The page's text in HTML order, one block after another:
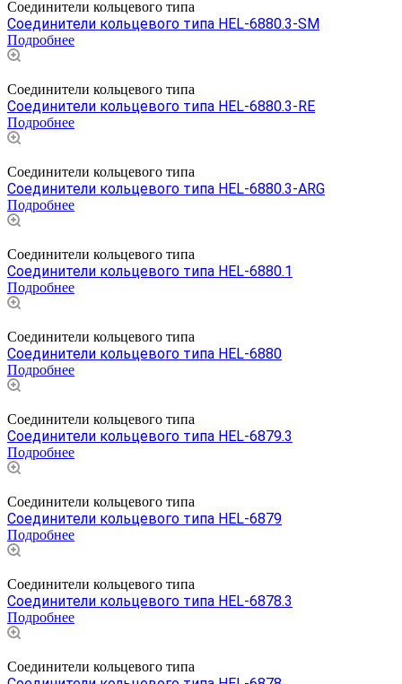
Соединители кольцевого типа
Соединители кольцевого типа HEL-6880.3-SM
Подробнее
Соединители кольцевого типа
Соединители кольцевого типа HEL-6880.3-RE
Подробнее
Соединители кольцевого типа
Соединители кольцевого типа HEL-6880.3-ARG
Подробнее
Соединители кольцевого типа
Соединители кольцевого типа HEL-6880.1
Подробнее
Соединители кольцевого типа
Соединители кольцевого типа HEL-6880
Подробнее
Соединители кольцевого типа
Соединители кольцевого типа HEL-6879.3
Подробнее
Соединители кольцевого типа
Соединители кольцевого типа HEL-6879
Подробнее
Соединители кольцевого типа
Соединители кольцевого типа HEL-6878.3
Подробнее
Соединители кольцевого типа